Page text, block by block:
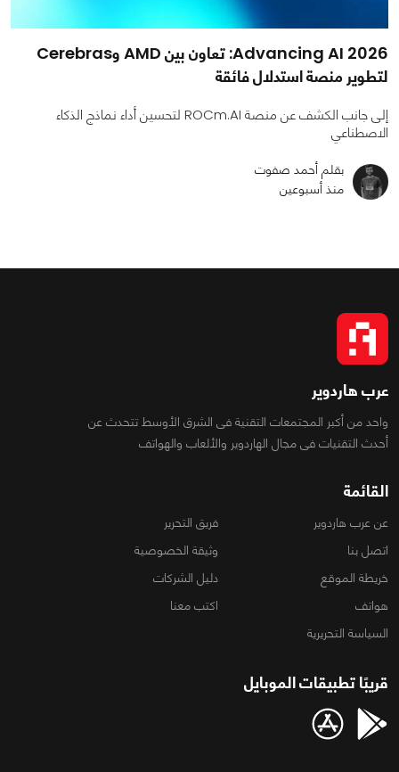
Advancing AI 2026: تعاون بين AMD وCerebras
لتطوير منصة استدلال فائقة
إلى جانب الكشف عن منصة ROCm.AI لتحسين أداء نماذج الذكاء
الاصطناعي
بقلم أحمد صفوت
منذ أسبوعين
عرب هاردوير
واحد من أكبر المجتمعات التقنية فى الشرق الأوسط تتحدث عن
أحدث التقنيات فى مجال الهاردوير والألعاب والهواتف
القائمة
عن عرب هاردوير
فريق التحرير
اتصل بنا
وثيقة الخصوصية
خريطة الموقع
دليل الشركات
هواتف
اكتب معنا
السياسة التحريرية
قريبًا تطبيقات الموبايل